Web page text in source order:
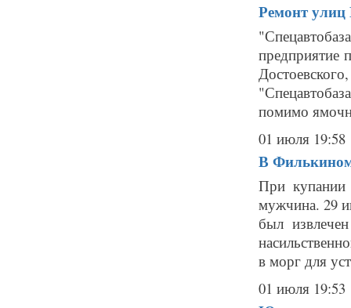
Ремонт улиц
предприятие
помимо
01 июля 19:58
В
При купании
мужчина. 29
был
в морг для
01 июля 19:53